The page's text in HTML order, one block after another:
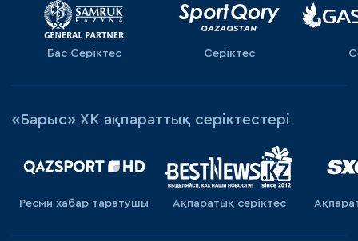
Бас Серіктес Серіктес
«Барыс» ХК ақпараттық серіктестері
Ресми хабар таратушы Ақпаратық серiктес